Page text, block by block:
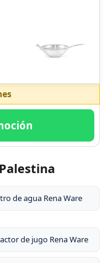
de agua Rena Ware
de jugo Rena Ware